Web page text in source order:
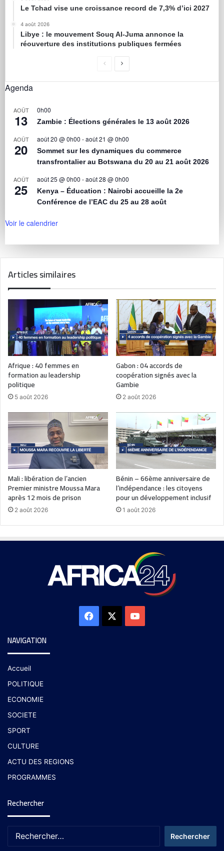
Le Tchad vise une croissance record de 7,3% d’ici 2027
4 août 2026
Libye : le mouvement Souq Al-Juma annonce la
réouverture des institutions publiques fermées
Agenda
AOÛT
13
0h00
Zambie : Élections générales le 13 août 2026
AOÛT
20
août 20 @ 0h00 -août 21 @ 0h00
Sommet sur les dynamiques du commerce
transfrontalier au Botswana du 20 au 21 août 2026
AOÛT
25
août 25 @ 0h00 -août 28 @ 0h00
Kenya – Éducation : Nairobi accueille la 2e
Conférence de l’EAC du 25 au 28 août
Voir le calendrier
Articles similaires
Afrique : 40 femmes en
formation au leadership
politique
5 août 2026
Gabon : 04 accords de
coopération signés avec la
Gambie
2 août 2026
Mali : libération de l’ancien
Premier ministre Moussa Mara
après 12 mois de prison
2 août 2026
Bénin – 66ème anniversaire de
l’indépendance : les citoyens
pour un développement inclusif
1 août 2026
NAVIGATION
Accueil
POLITIQUE
ECONOMIE
SOCIETE
SPORT
CULTURE
ACTU DES REGIONS
PROGRAMMES
Rechercher